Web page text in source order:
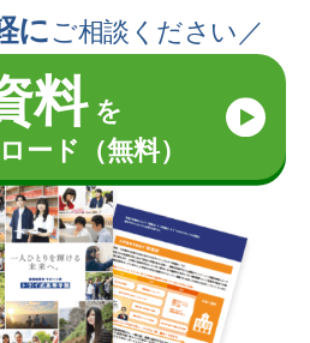
にご相談ください／
料を
ード（無料）